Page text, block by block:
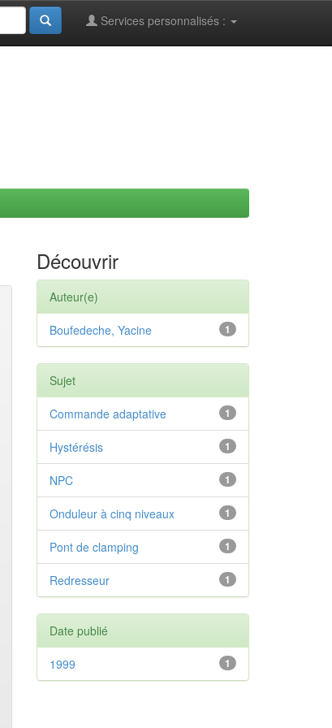
Services personnalisés :
Découvrir
Auteur(e)
1
Boufedeche, Yacine
Sujet
1
Commande adaptative
1
Hystérésis
1
NPC
1
Onduleur à cinq niveaux
1
Pont de clamping
1
Redresseur
Date publié
1
1999